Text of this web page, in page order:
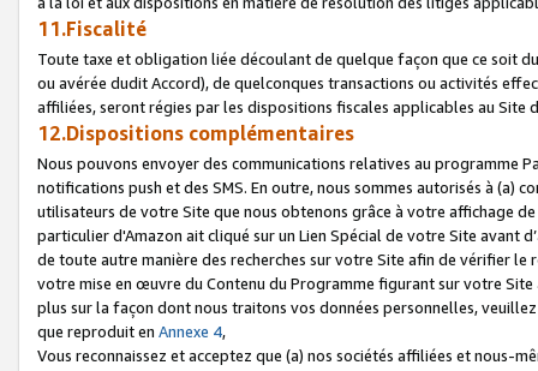
11.Fiscalité
Toute taxe et obligation liée découlant de quelque façon que ce soit
ou avérée dudit Accord), de quelconques transactions ou activités
affiliées, seront régies par les dispositions fiscales applicables au Site
12.Dispositions complémentaires
Nous pouvons envoyer des communications relatives au programme
notifications push et des SMS. En outre, nous sommes autorisés à
utilisateurs de votre Site que nous obtenons grâce à votre affichage
particulier d'Amazon ait cliqué sur un Lien Spécial de votre Site avant
de toute autre manière des recherches sur votre Site afin de vérifier
votre mise en œuvre du Contenu du Programme figurant sur votre
plus sur la façon dont nous traitons vos données personnelles,
que reproduit en Annexe 4,
Vous reconnaissez et acceptez que (a) nos sociétés affiliées et nous-